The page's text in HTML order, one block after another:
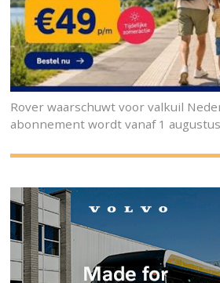
Rover waarschuwt voor valkuil
abonnement wordt vanaf 1